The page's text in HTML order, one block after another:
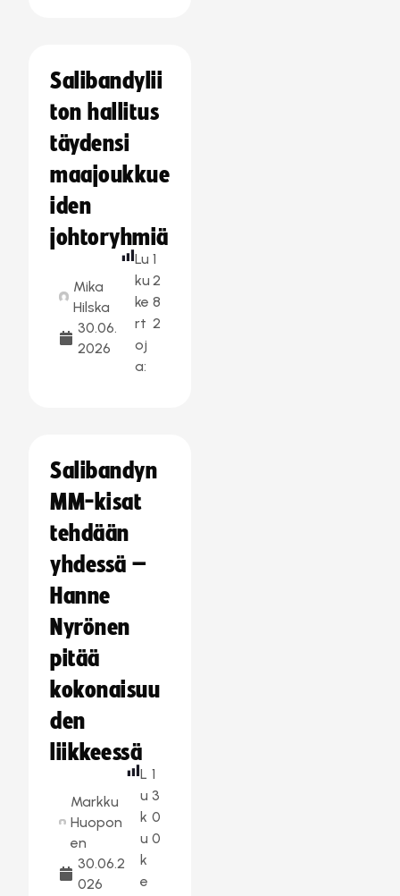
Salibandylii
ton hallitus
täydensi
maajoukkue
iden
johtoryhmiä
Mika
Hilska
30.06.
2026
Lu
ku
ke
rt
oj
a:
1
2
8
2
Salibandyn
MM-kisat
tehdään
yhdessä –
Hanne
Nyrönen
pitää
kokonaisuu
den
liikkeessä
Markku
Huopon
en
30.06.2
026
L
u
k
u
k
e
1
3
0
0